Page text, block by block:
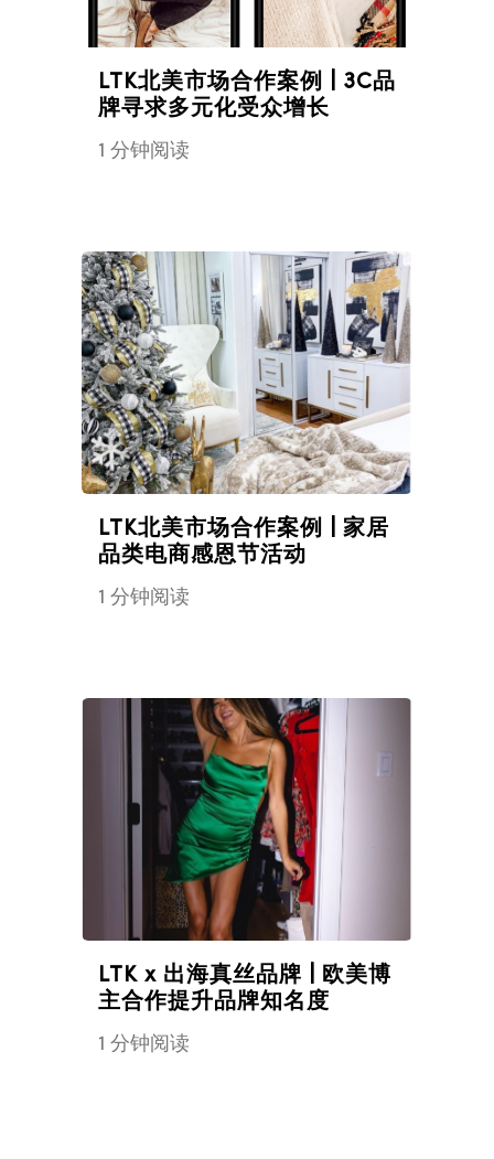
LTK北美市场合作案例 | 3C品
牌寻求多元化受众增长
1 分钟阅读
LTK北美市场合作案例 | 家居
品类电商感恩节活动
1 分钟阅读
LTK x 出海真丝品牌 | 欧美博
主合作提升品牌知名度
1 分钟阅读